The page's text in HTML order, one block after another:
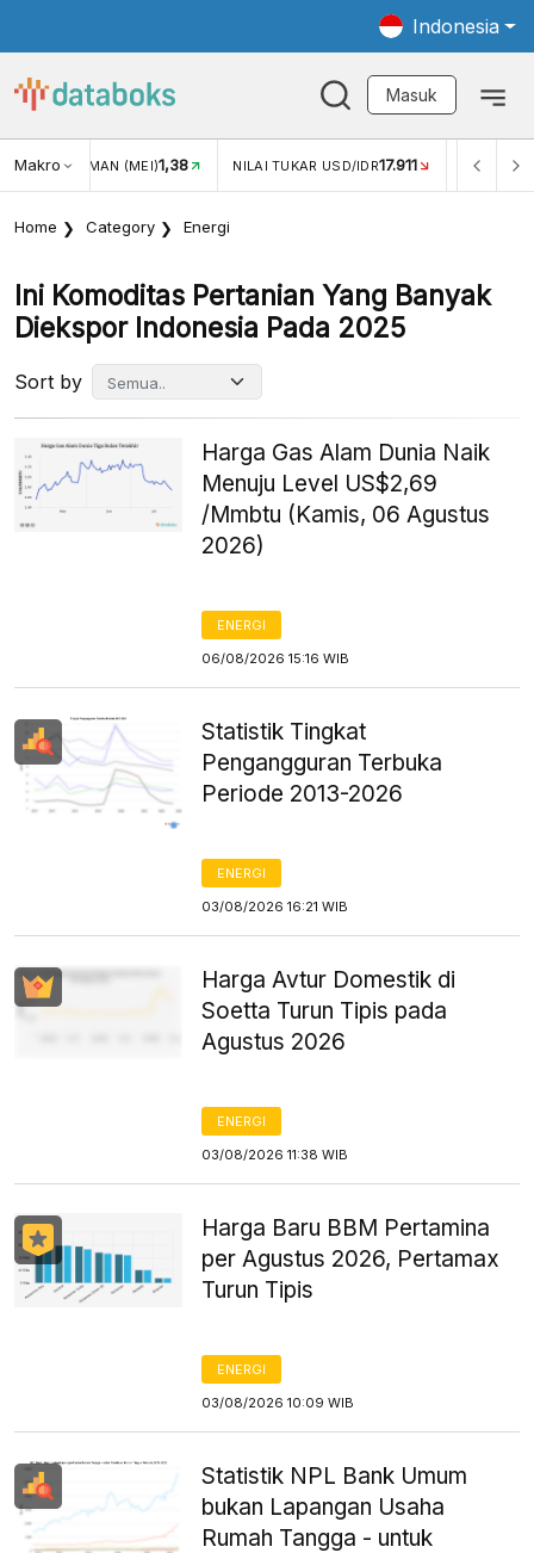
Indonesia
Masuk
MakroUSD/IDR17.911 INFLASI YOY (JUL)2,88% INFLASI MOM
Home Category Energi
Ini Komoditas Pertanian Yang Banyak
Diekspor Indonesia Pada 2025
Sort by
Harga Gas Alam Dunia Naik
Menuju Level US$2,69
/Mmbtu (Kamis, 06 Agustus
2026)
ENERGI
06/08/2026 15:16 WIB
Statistik Tingkat
Pengangguran Terbuka
Periode 2013-2026
ENERGI
03/08/2026 16:21 WIB
Harga Avtur Domestik di
Soetta Turun Tipis pada
Agustus 2026
ENERGI
03/08/2026 11:38 WIB
Harga Baru BBM Pertamina
per Agustus 2026, Pertamax
Turun Tipis
ENERGI
03/08/2026 10:09 WIB
Statistik NPL Bank Umum
bukan Lapangan Usaha
Rumah Tangga - untuk